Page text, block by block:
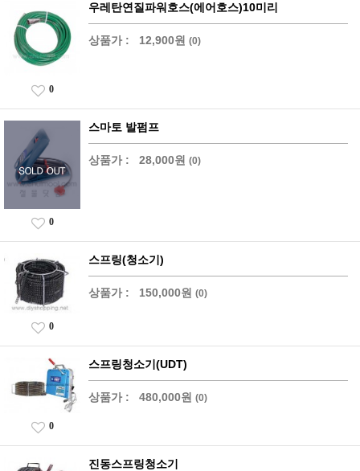
우레탄연질파워호스(에어호스)10미리
상품가 : 12,900원 (0)
0
스마토 발펌프
상품가 : 28,000원 (0)
0
스프링(청소기)
상품가 : 150,000원 (0)
0
스프링청소기(UDT)
상품가 : 480,000원 (0)
0
진동스프링청소기